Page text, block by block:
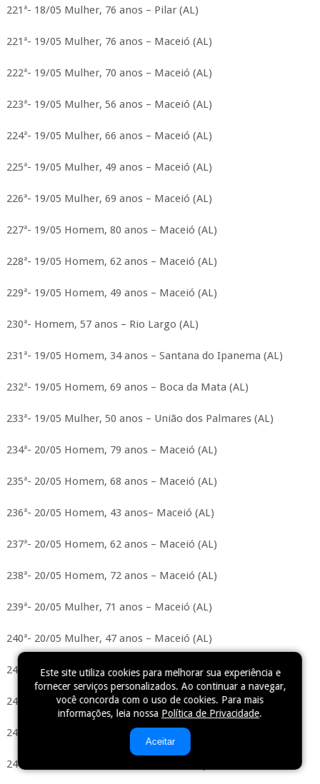
221ª- 18/05 Mulher, 76 anos – Pilar (AL)
221ª- 19/05 Mulher, 76 anos – Maceió (AL)
222ª- 19/05 Mulher, 70 anos – Maceió (AL)
223ª- 19/05 Mulher, 56 anos – Maceió (AL)
224ª- 19/05 Mulher, 66 anos – Maceió (AL)
225ª- 19/05 Mulher, 49 anos – Maceió (AL)
226ª- 19/05 Mulher, 69 anos – Maceió (AL)
227ª- 19/05 Homem, 80 anos – Maceió (AL)
228ª- 19/05 Homem, 62 anos – Maceió (AL)
229ª- 19/05 Homem, 49 anos – Maceió (AL)
230ª- Homem, 57 anos – Rio Largo (AL)
231ª- 19/05 Homem, 34 anos – Santana do Ipanema (AL)
232ª- 19/05 Homem, 69 anos – Boca da Mata (AL)
233ª- 19/05 Mulher, 50 anos – União dos Palmares (AL)
234ª- 20/05 Homem, 79 anos – Maceió (AL)
235ª- 20/05 Homem, 68 anos – Maceió (AL)
236ª- 20/05 Homem, 43 anos– Maceió (AL)
237ª- 20/05 Homem, 62 anos – Maceió (AL)
238ª- 20/05 Homem, 72 anos – Maceió (AL)
239ª- 20/05 Mulher, 71 anos – Maceió (AL)
240ª- 20/05 Mulher, 47 anos – Maceió (AL)
241ª- 20/05 Homem, 74 anos – Palmeira dos Índios (AL)
242ª- 20/05 Homem, 69 anos – Satuba (AL)
243ª- 20/05 Homem, 82 anos – Jequiá da Praia (AL)
244ª- 20/05 Homem, 90 anos – Pão de Açúcar (AL)
Este site utiliza cookies para melhorar sua experiência e
fornecer serviços personalizados. Ao continuar a navegar,
você concorda com o uso de cookies. Para mais
informações, leia nossa Política de Privacidade.
Aceitar